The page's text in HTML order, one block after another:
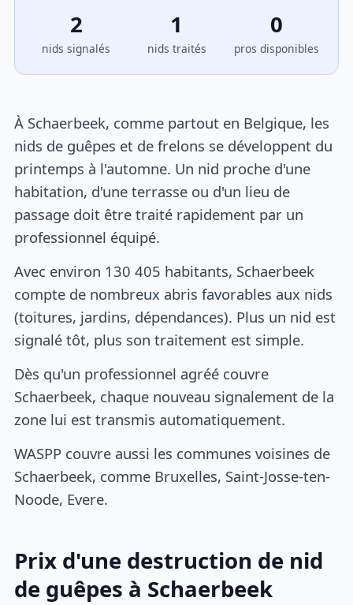
2
nids signalés
1
nids traités
0
pros disponibles
À Schaerbeek, comme partout en Belgique, les
nids de guêpes et de frelons se développent du
printemps à l'automne. Un nid proche d'une
habitation, d'une terrasse ou d'un lieu de
passage doit être traité rapidement par un
professionnel équipé.
Avec environ 130 405 habitants, Schaerbeek
compte de nombreux abris favorables aux nids
(toitures, jardins, dépendances). Plus un nid est
signalé tôt, plus son traitement est simple.
Dès qu'un professionnel agréé couvre
Schaerbeek, chaque nouveau signalement de la
zone lui est transmis automatiquement.
WASPP couvre aussi les communes voisines de
Schaerbeek, comme Bruxelles, Saint-Josse-ten-
Noode, Evere.
Prix d'une destruction de nid
de guêpes à Schaerbeek